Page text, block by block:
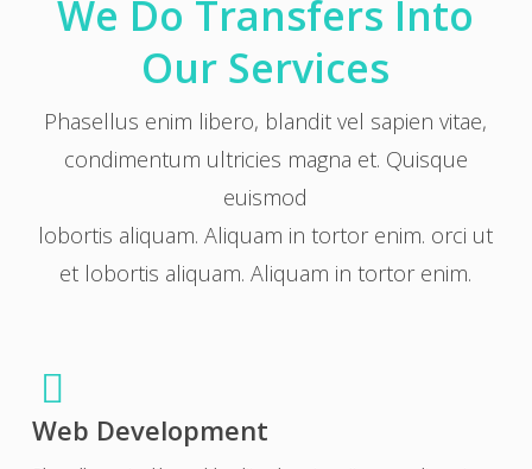
We Do Transfers Into
Our Services
Phasellus enim libero, blandit vel sapien vitae,
condimentum ultricies magna et. Quisque
euismod
lobortis aliquam. Aliquam in tortor enim. orci ut
et lobortis aliquam. Aliquam in tortor enim.
Web Development